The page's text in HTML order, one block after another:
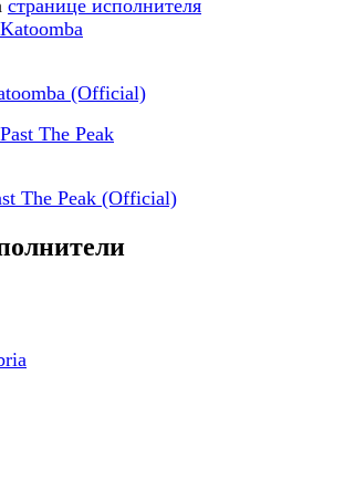
странице исполнителя
(Official)
The Peak (Official)